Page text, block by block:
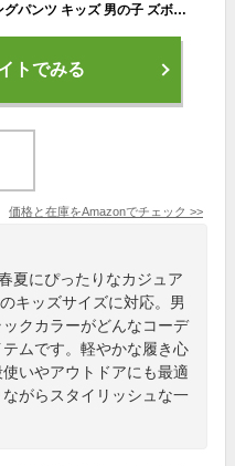
[Ｋａｙｉｙａｓｕ] ワイドパンツ ロングパンツ キッズ 男の子 ズボン 春 夏 ジュニア 110-170 カジュアル (JP, 身長, 130, ブラック)
トでみる
価格と在庫をAmazonでチェック >>
夏にぴったりなカジュア
キッズサイズに対応。男
クカラーがどんなコーデ
ムです。軽やかな履き心
いやアウトドアにも最適
がらスタイリッシュな一